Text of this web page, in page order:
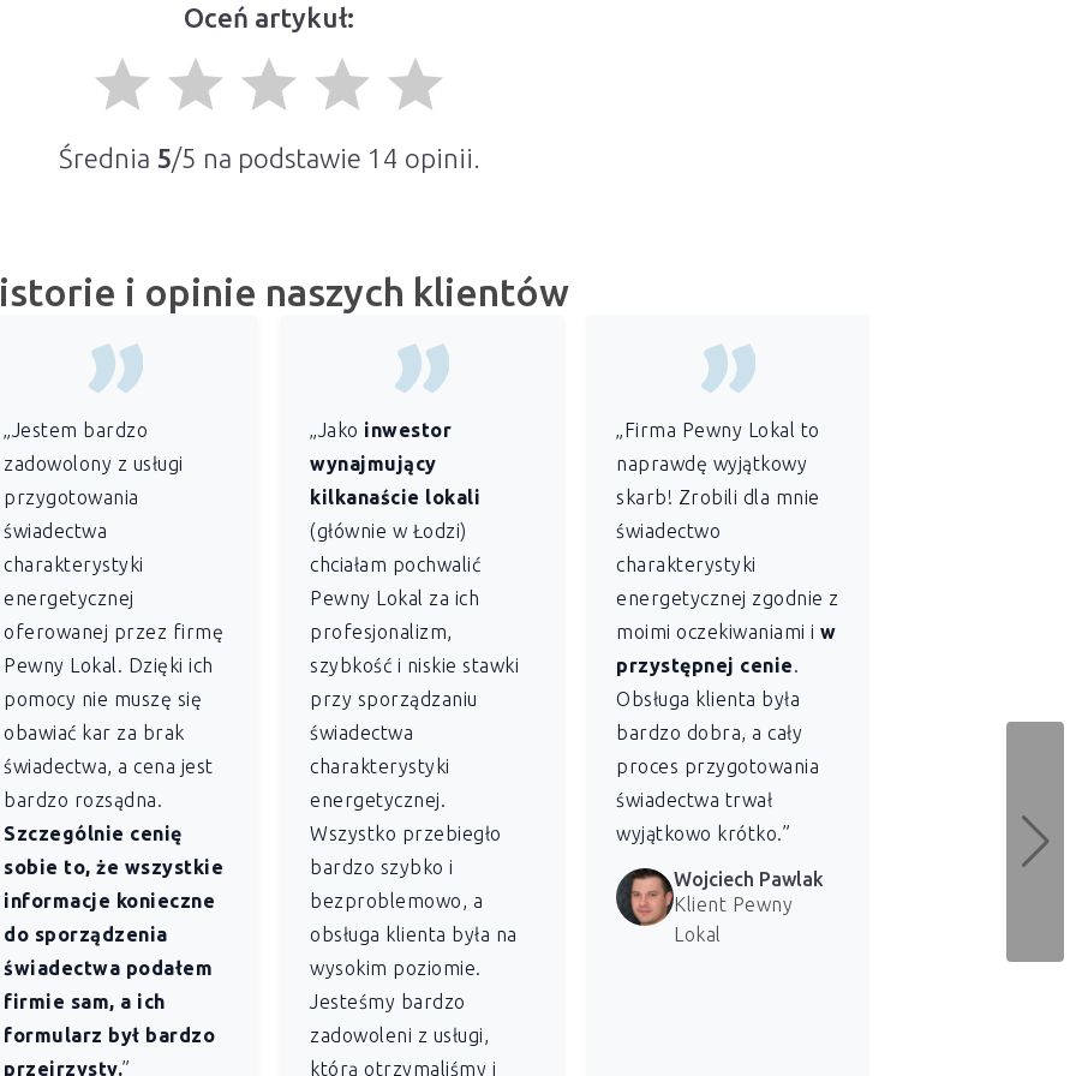
Oceń artykuł:
grade grade grade grade grade
Średnia 5/5 na podstawie 14 opinii.
i opinie naszych klientów
„Jestem bardzo
zadowolony z usługi
przygotowania
świadectwa
charakterystyki
energetycznej
oferowanej przez firmę
Pewny Lokal. Dzięki ich
pomocy nie muszę się
obawiać kar za brak
świadectwa, a cena jest
bardzo rozsądna.
Szczególnie cenię
sobie to, że wszystkie
informacje konieczne
do sporządzenia
świadectwa podałem
firmie sam, a ich
formularz był bardzo
przejrzysty.”
„Jako inwestor
wynajmujący
kilkanaście lokali
(głównie w Łodzi)
chciałam pochwalić
Pewny Lokal za ich
profesjonalizm,
szybkość i niskie stawki
przy sporządzaniu
świadectwa
charakterystyki
energetycznej.
Wszystko przebiegło
bardzo szybko i
bezproblemowo, a
obsługa klienta była na
wysokim poziomie.
Jesteśmy bardzo
zadowoleni z usługi,
którą otrzymaliśmy i
„Firma Pewny Lokal to
naprawdę wyjątkowy
skarb! Zrobili dla mnie
świadectwo
charakterystyki
energetycznej zgodnie z
moimi oczekiwaniami i w
przystępnej cenie.
Obsługa klienta była
bardzo dobra, a cały
proces przygotowania
świadectwa trwał
wyjątkowo krótko.”
Wojciech Pawlak
Klient Pewny
Lokal